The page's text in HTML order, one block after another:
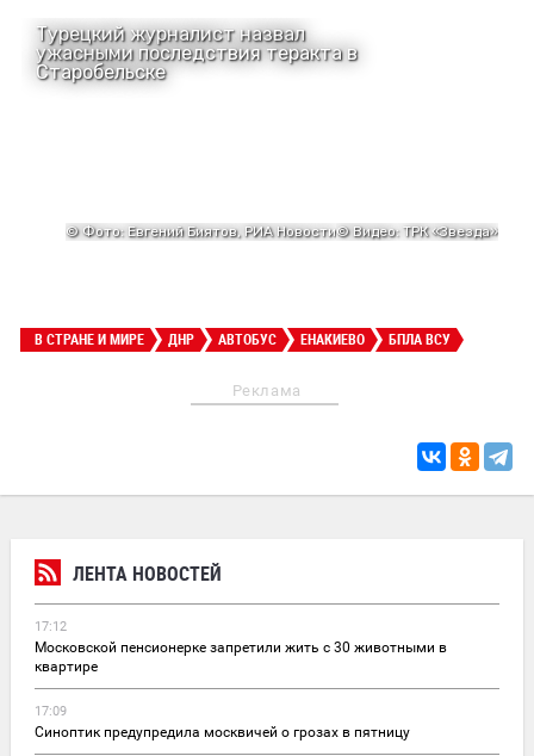
ЛЕНТА НОВОСТЕЙ
17:12
Московской пенсионерке запретили жить с 30 животными в
квартире
17:09
Синоптик предупредила москвичей о грозах в пятницу
В СТРАНЕ И МИРЕ ДНР АВТОБУС ЕНАКИЕВО БПЛА ВСУ
Реклама